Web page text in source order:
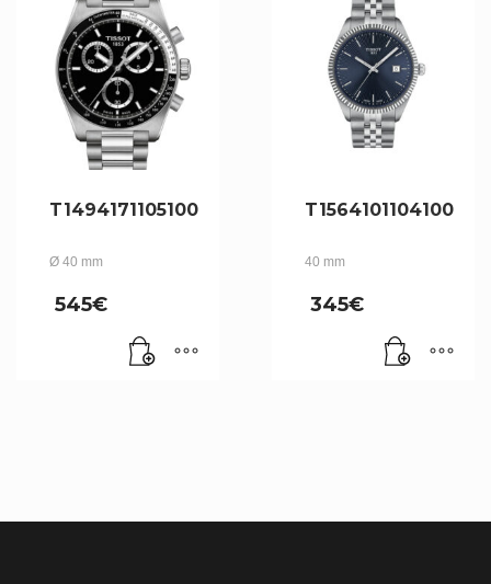
T1494171105100
Ø 40 mm
545€
T1564101104100
40 mm
345€